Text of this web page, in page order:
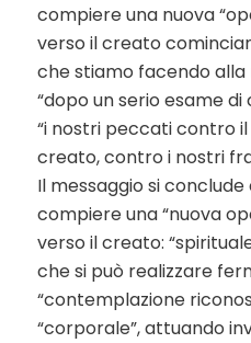
compiere una nuova
verso il creato
che stiamo facendo
“dopo un serio esame
“i nostri peccati contro
creato, contro i nostri
Il messaggio si conclude
compiere una “nuova
verso il creato:
che si può realizzare
“contemplazione
“corporale”, attuando